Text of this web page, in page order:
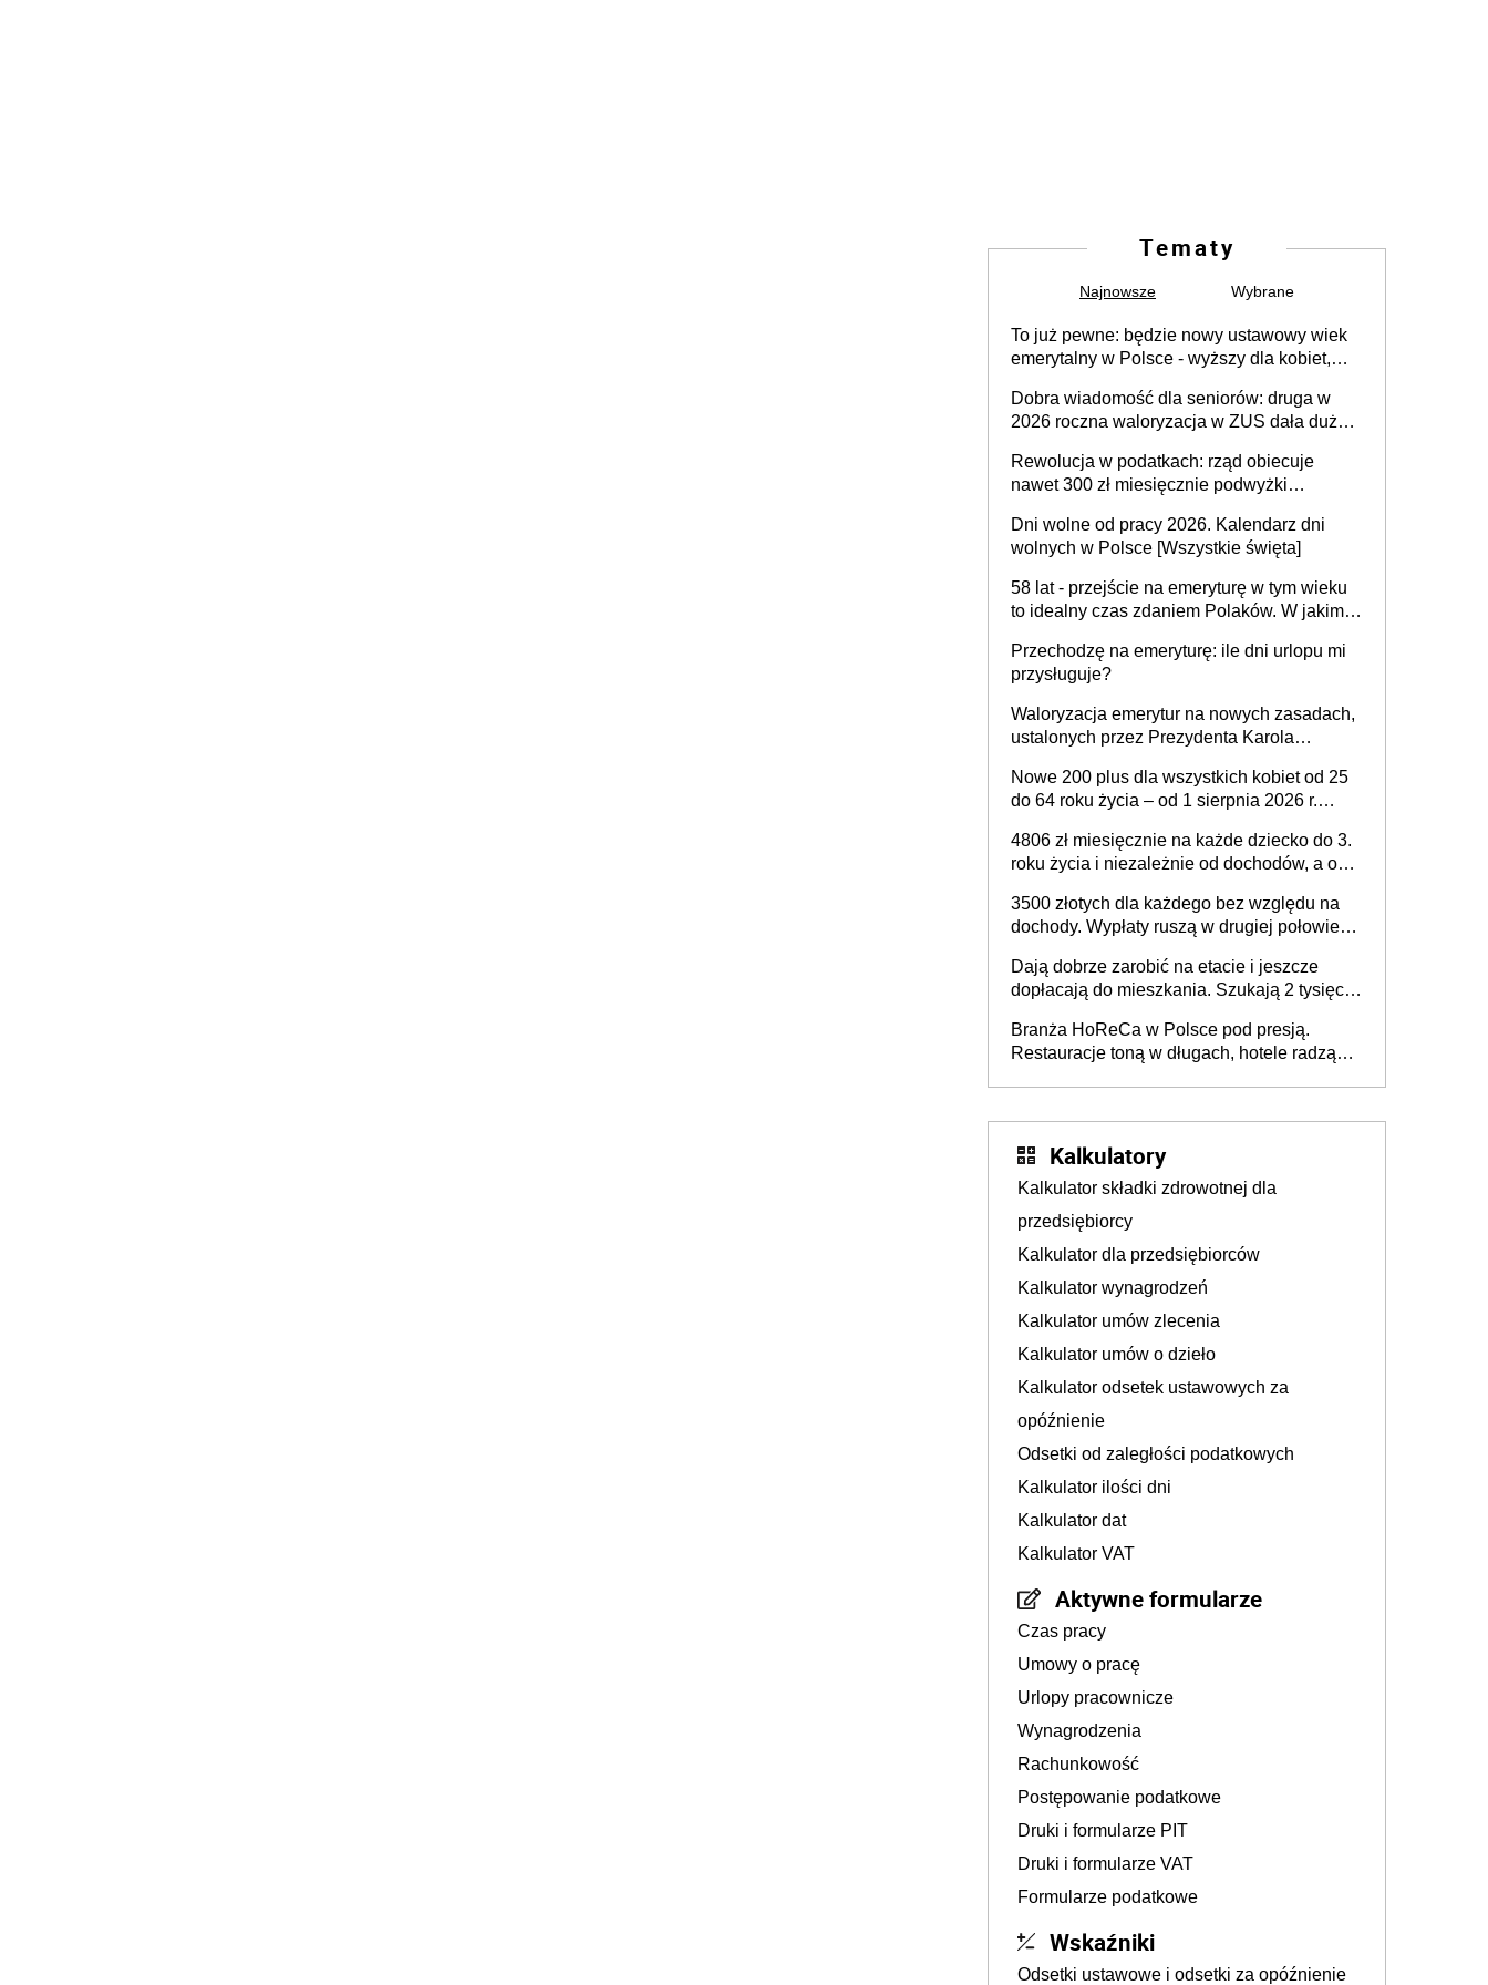
Tematy
Najnowsze Wybrane
To już pewne: będzie nowy ustawowy wiek
emerytalny w Polsce - wyższy dla kobiet,
Dobra wiadomość dla seniorów: druga w
2026 roczna waloryzacja w ZUS dała duży
Rewolucja w podatkach: rząd obiecuje
nawet 300 zł miesięcznie podwyżki
Dni wolne od pracy 2026. Kalendarz dni
wolnych w Polsce [Wszystkie święta]
58 lat - przejście na emeryturę w tym wieku
to idealny czas zdaniem Polaków. W jakim
dlaczego?
Przechodzę na emeryturę: ile dni urlopu mi
przysługuje?
Waloryzacja emerytur na nowych zasadach,
ustalonych przez Prezydenta Karola
również kwotowa podwyżka świadczeń?
Nowe 200 plus dla wszystkich kobiet od 25
do 64 roku życia – od 1 sierpnia 2026 r.
programu rządowego
4806 zł miesięcznie na każde dziecko do 3.
roku życia i niezależnie od dochodów, a od
ma odwrócić trend spadku liczby urodzeń w
Polsce
3500 złotych dla każdego bez względu na
dochody. Wypłaty ruszą w drugiej połowie
Dają dobrze zarobić na etacie i jeszcze
dopłacają do mieszkania. Szukają 2 tysięcy
Branża HoReCa w Polsce pod presją.
Restauracje toną w długach, hotele radzą
Kalkulatory
Kalkulator składki zdrowotnej dla
przedsiębiorcy
Kalkulator dla przedsiębiorców
Kalkulator wynagrodzeń
Kalkulator umów zlecenia
Kalkulator umów o dzieło
Kalkulator odsetek ustawowych za
opóźnienie
Odsetki od zaległości podatkowych
Kalkulator ilości dni
Kalkulator dat
Kalkulator VAT
Aktywne formularze
Czas pracy
Umowy o pracę
Urlopy pracownicze
Wynagrodzenia
Rachunkowość
Postępowanie podatkowe
Druki i formularze PIT
Druki i formularze VAT
Formularze podatkowe
Wskaźniki
Odsetki ustawowe i odsetki za opóźnienie